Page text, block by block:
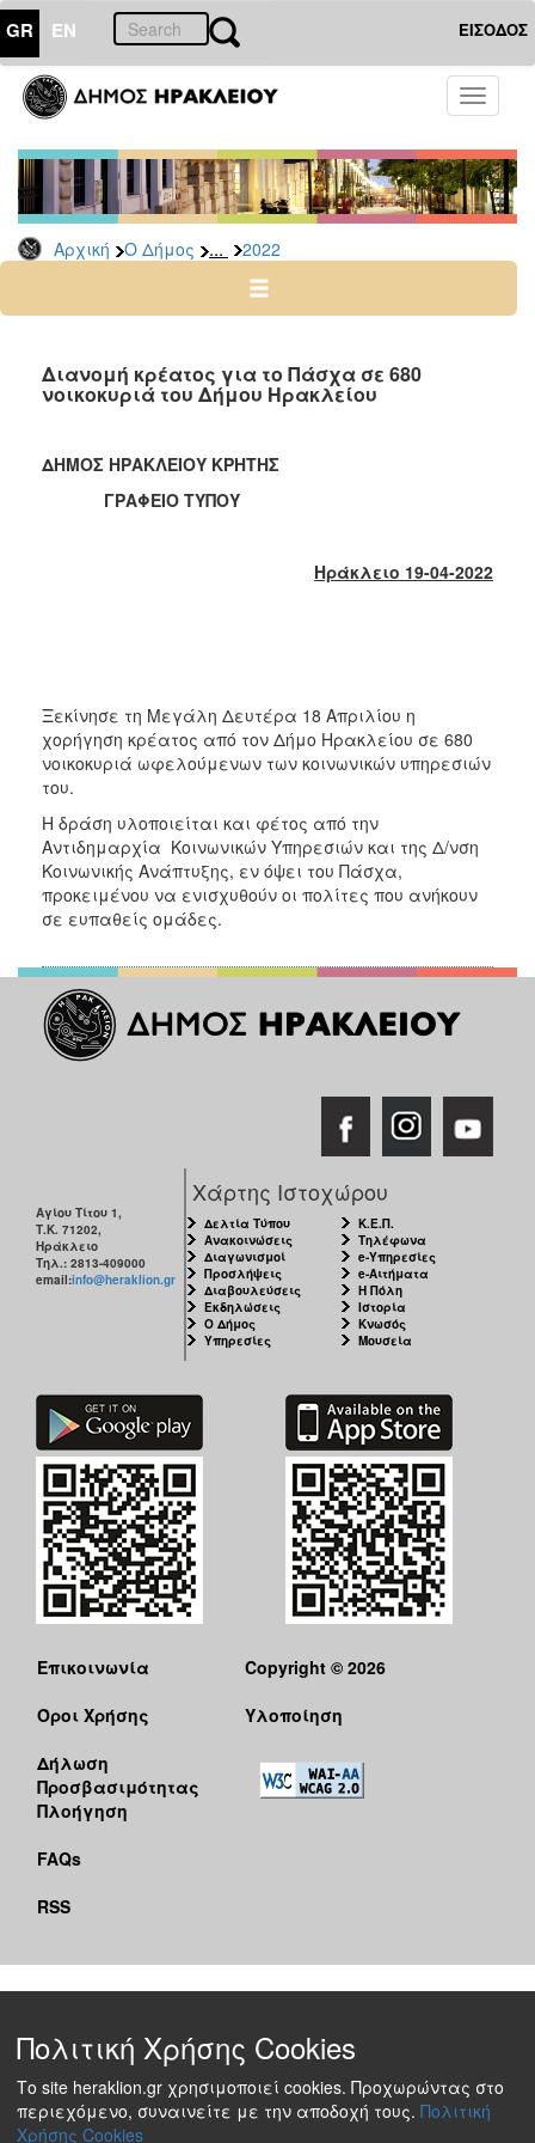
GR EN ΕΙΣΟΔΟΣ
Toggle
Αρχική Ο Δήμος ... 2022
ΔΗΜΟΣ
Δελτία
Τύπου
Αρχείο
2026
2024
2022
2020
2019
2012
2011
2006
ΤΟΠΟΣ
ΜΑΣ
ΠΟΛΙΤΙΣΜΟΣ
Διανομή κρέατος για το Πάσχα σε 680
νοικοκυριά του Δήμου Ηρακλείου
ΔΗΜΟΣ ΗΡΑΚΛΕΙΟΥ ΚΡΗΤΗΣ
ΓΡΑΦΕΙΟ ΤΥΠΟΥ
Ηράκλειο 19-04-2022
Ξεκίνησε τη Μεγάλη Δευτέρα 18 Απριλίου η
χορήγηση κρέατος από τον Δήμο Ηρακλείου σε 680
νοικοκυριά ωφελούμενων των κοινωνικών υπηρεσιών
του.
Η δράση υλοποιείται και φέτος από την
Αντιδημαρχία Κοινωνικών Υπηρεσιών και της Δ/νση
Κοινωνικής Ανάπτυξης, εν όψει του Πάσχα,
προκειμένου να ενισχυθούν οι πολίτες που ανήκουν
σε ευπαθείς ομάδες.
Αγίου Τίτου 1,
Τ.Κ. 71202,
Ηράκλειο
Τηλ.: 2813-409000
email:info@heraklion.gr
Χάρτης Ιστοχώρου
Δελτία Τύπου
Ανακοινώσεις
Διαγωνισμοί
Προσλήψεις
Διαβουλεύσεις
Εκδηλώσεις
Ο Δήμος
Υπηρεσίες
Κ.Ε.Π.
Τηλέφωνα
e-Υπηρεσίες
e-Αιτήματα
Η Πόλη
Ιστορία
Κνωσός
Μουσεία
Επικοινωνία
Όροι Χρήσης
Δήλωση
Προσβασιμότητας
Πλοήγηση
FAQs
RSS
Copyright © 2026
Υλοποίηση
Πολιτική Χρήσης Cookies
Το site heraklion.gr χρησιμοποιεί cookies. Προχωρώντας στο
περιεχόμενο, συναινείτε με την αποδοχή τους. Πολιτική
Χρήσης Cookies